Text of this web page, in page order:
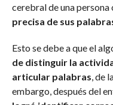
cerebral de una persona
precisa de sus
Esto se debe a que el
de distinguir la
articular palabras , de
embargo, después del